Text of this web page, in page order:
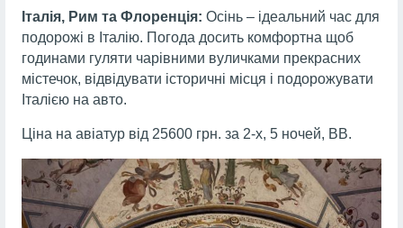
Італія, Рим та Флоренція: Осінь – ідеальний час для
подорожі в Італію. Погода досить комфортна щоб
годинами гуляти чарівними вуличками прекрасних
містечок, відвідувати історичні місця і подорожувати
Італією на авто.
Ціна на авіатур від 25600 грн. за 2-х, 5 ночей, ВВ.